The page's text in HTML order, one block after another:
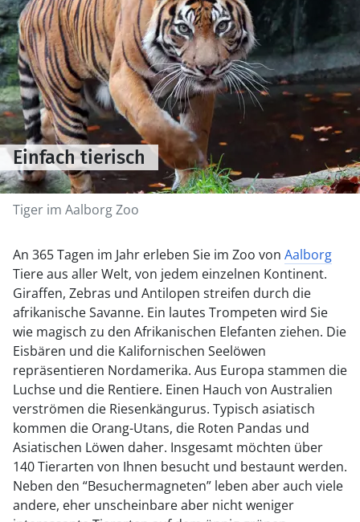
Tiger im Aalborg Zoo
Einfach tierisch
An 365 Tagen im Jahr erleben Sie im Zoo von Aalborg
Tiere aus aller Welt, von jedem einzelnen Kontinent.
Giraffen, Zebras und Antilopen streifen durch die
afrikanische Savanne. Ein lautes Trompeten wird Sie
wie magisch zu den Afrikanischen Elefanten ziehen. Die
Eisbären und die Kalifornischen Seelöwen
repräsentieren Nordamerika. Aus Europa stammen die
Luchse und die Rentiere. Einen Hauch von Australien
verströmen die Riesenkängurus. Typisch asiatisch
kommen die Orang-Utans, die Roten Pandas und
Asiatischen Löwen daher. Insgesamt möchten über
140 Tierarten von Ihnen besucht und bestaunt werden.
Neben den “Besuchermagneten” leben aber auch viele
andere, eher unscheinbare aber nicht weniger